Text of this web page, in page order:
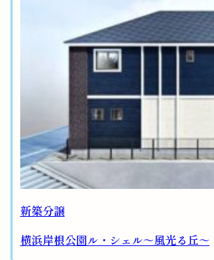
新築分譲
横浜岸根公園ル・シェル～風光る丘～